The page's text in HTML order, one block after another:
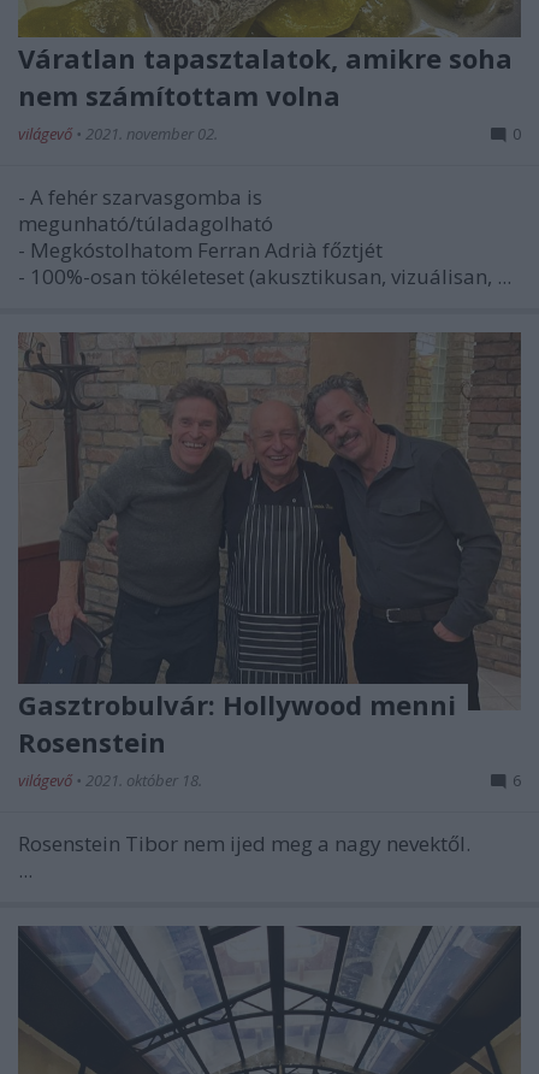
Váratlan tapasztalatok, amikre soha
nem számítottam volna
világevő • 2021. november 02. 0
- A fehér szarvasgomba is
megunható/túladagolható
- Megkóstolhatom Ferran Adrià főztjét
- 100%-osan tökéleteset (akusztikusan, vizuálisan, ...
Gasztrobulvár: Hollywood menni
Rosenstein
világevő • 2021. október 18. 6
Rosenstein Tibor nem ijed meg a nagy nevektől.
...